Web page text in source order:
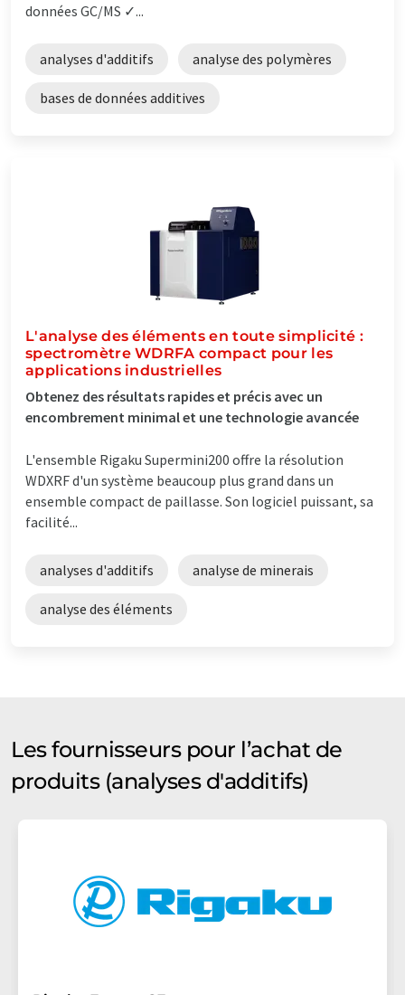
données GC/MS ✓...
analyses d'additifs analyse des polymères
bases de données additives
L'analyse des éléments en toute simplicité :
spectromètre WDRFA compact pour les
applications industrielles
Obtenez des résultats rapides et précis avec un
encombrement minimal et une technologie avancée
L'ensemble Rigaku Supermini200 offre la résolution
WDXRF d'un système beaucoup plus grand dans un
ensemble compact de paillasse. Son logiciel puissant, sa
facilité...
analyses d'additifs analyse de minerais
analyse des éléments
Les fournisseurs pour l’achat de
produits (analyses d'additifs)